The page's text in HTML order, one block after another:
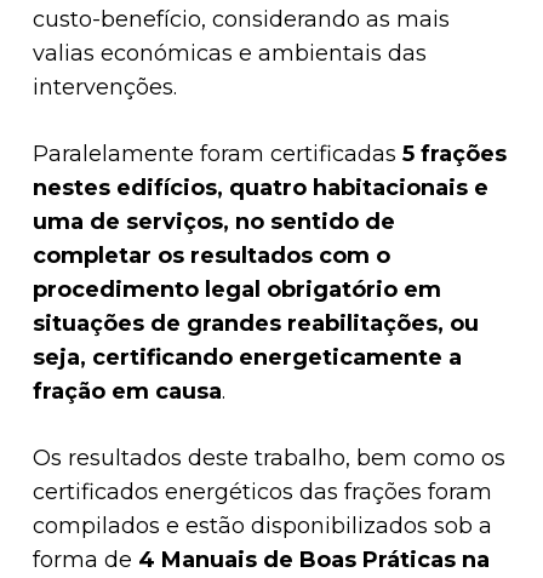
custo-benefício, considerando as mais
valias económicas e ambientais das
intervenções.
Paralelamente foram certificadas 5 frações
nestes edifícios, quatro habitacionais e
uma de serviços, no sentido de
completar os resultados com o
procedimento legal obrigatório em
situações de grandes reabilitações, ou
seja, certificando energeticamente a
fração em causa.
Os resultados deste trabalho, bem como os
certificados energéticos das frações foram
compilados e estão disponibilizados sob a
forma de 4 Manuais de Boas Práticas na